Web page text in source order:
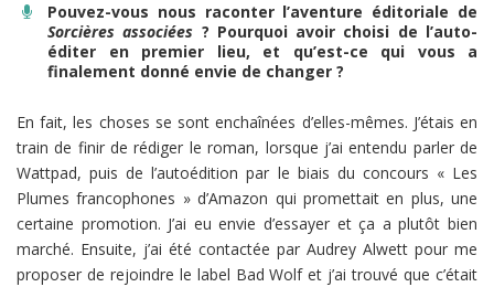
Pouvez-vous nous raconter l’aventure éditoriale de
Sorcières associées ? Pourquoi avoir choisi de l’auto-
éditer en premier lieu, et qu’est-ce qui vous a
finalement donné envie de changer ?
En fait, les choses se sont enchaînées d’elles-mêmes. J’étais en
train de finir de rédiger le roman, lorsque j’ai entendu parler de
Wattpad, puis de l’autoédition par le biais du concours « Les
Plumes francophones » d’Amazon qui promettait en plus, une
certaine promotion. J’ai eu envie d’essayer et ça a plutôt bien
marché. Ensuite, j’ai été contactée par Audrey Alwett pour me
proposer de rejoindre le label Bad Wolf et j’ai trouvé que c’était